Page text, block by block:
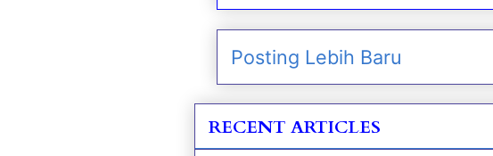
Posting Lebih Baru
RECENT ARTICLES